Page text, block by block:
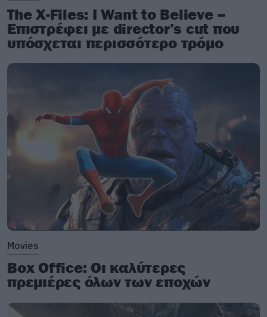
The X-Files: I Want to Believe –
Επιστρέφει με director’s cut που
υπόσχεται περισσότερο τρόμο
Movies
Box Office: Οι καλύτερες
πρεμιέρες όλων των εποχών